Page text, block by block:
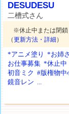
DESUDESU
二槽式さん
※休止中または閉鎖
（更新方法・詳細 ）
*アニメ塗り *お姉
お仕事募集 *休止中
初音ミク #版権物中
鏡音レン ...